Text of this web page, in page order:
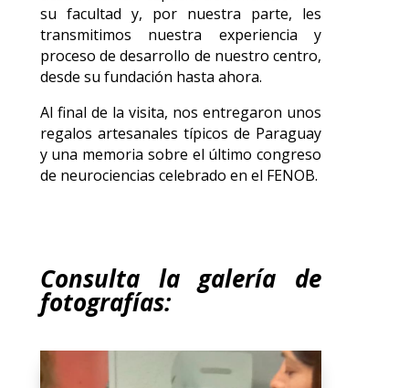
su facultad y, por nuestra parte, les
transmitimos nuestra experiencia y
proceso de desarrollo de nuestro centro,
desde su fundación hasta ahora.
Al final de la visita, nos entregaron unos
regalos artesanales típicos de Paraguay
y una memoria sobre el último congreso
de neurociencias celebrado en el FENOB.
Consulta la galería de
fotografías: